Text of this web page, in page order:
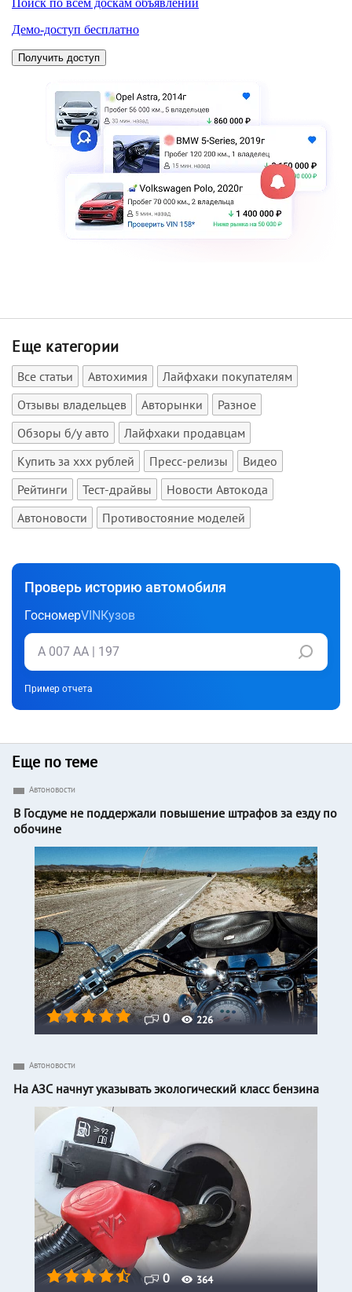
Еще категории
Все статьи Автохимия
Лайфхаки покупателям
Отзывы владельцев
Авторынки
Разное
Обзоры б/у авто
Лайфхаки продавцам
Купить за xxx рублей
Пресс-релизы
Видео
Рейтинги
Тест-драйвы
Новости Автокода
Автоновости
Противостояние моделей
Проверь историю автомобиля
ГосномерVINКузов
Пример отчета
Еще по теме
0 226
Автоновости
В Госдуме не поддержали повышение штрафов за езду по
обочине
0 364
Автоновости
На АЗС начнут указывать экологический класс бензина